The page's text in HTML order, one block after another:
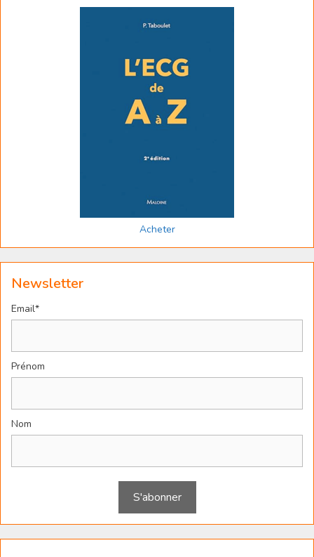
Acheter
Newsletter
Email*
Prénom
Nom